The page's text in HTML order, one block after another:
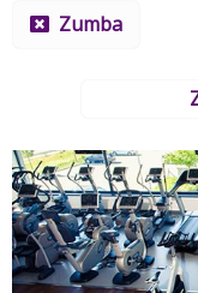
Zumba